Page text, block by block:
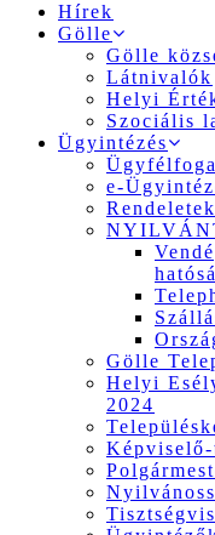
Hírek
Gölle
Gölle
Látnivalók
Helyi
Szociális
Ügyintézés
e-
Gölle
Helyi
2024